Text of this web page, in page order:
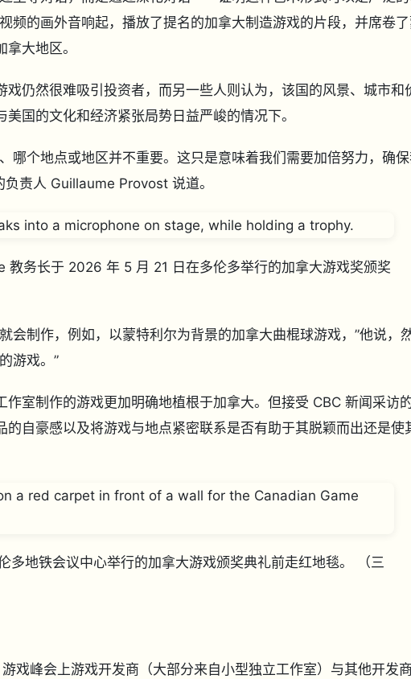
频的画外音响起，播放了提名的加拿大制造游戏的片段，并席卷
大地区。
仍然很难吸引投资者，而另一些人则认为，该国的风景、城市和
国的文化和经济紧张局势日益严峻的情况下。
哪个地点或地区并不重要。这只是意味着我们需要加倍努力，确
责人 Guillaume Provost 说道。
务长于 2026 年 5 月 21 日在多伦多举行的加拿大游戏奖颁奖
会制作，例如，以蒙特利尔为背景的加拿大曲棍球游戏，”他说，
游戏。”
室制作的游戏更加明确地植根于加拿大。但接受 CBC 新闻采访
自豪感以及将游戏与地点紧密联系是否有助于其脱颖而出还是使
地铁会议中心举行的加拿大游戏颁奖典礼前走红地毯。
（三
戏峰会上游戏开发商（大部分来自小型独立工作室）与其他开发商